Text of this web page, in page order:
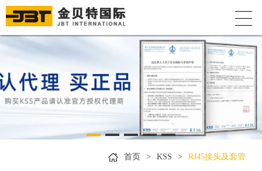
首页 > KSS > RJ45接头及套管